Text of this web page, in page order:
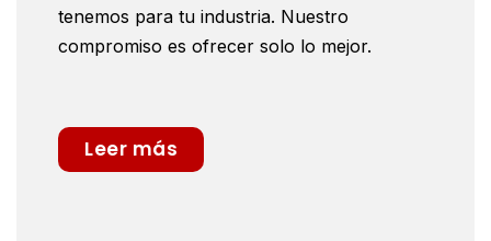
tenemos para tu industria. Nuestro
compromiso es ofrecer solo lo mejor.
Leer más